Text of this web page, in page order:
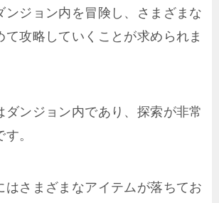
ンジョン内を冒険し、さまざまな
て攻略していくことが求められま
ダンジョン内であり、探索が非常
。
はさまざまなアイテムが落ちてお